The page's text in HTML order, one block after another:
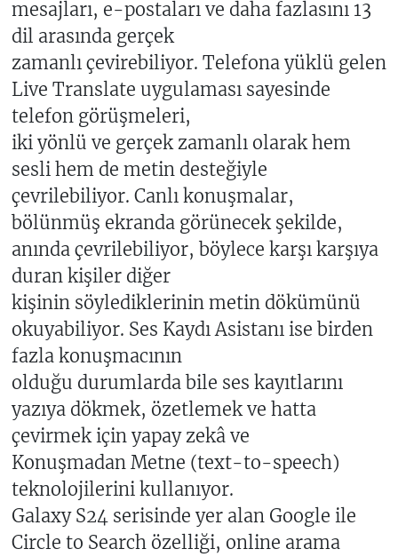
mesajları, e-postaları ve daha fazlasını 13
dil arasında gerçek
zamanlı çevirebiliyor. Telefona yüklü gelen
Live Translate uygulaması sayesinde
telefon görüşmeleri,
iki yönlü ve gerçek zamanlı olarak hem
sesli hem de metin desteğiyle
çevrilebiliyor. Canlı konuşmalar,
bölünmüş ekranda görünecek şekilde,
anında çevrilebiliyor, böylece karşı karşıya
duran kişiler diğer
kişinin söylediklerinin metin dökümünü
okuyabiliyor. Ses Kaydı Asistanı ise birden
fazla konuşmacının
olduğu durumlarda bile ses kayıtlarını
yazıya dökmek, özetlemek ve hatta
çevirmek için yapay zekâ ve
Konuşmadan Metne (text-to-speech)
teknolojilerini kullanıyor.
Galaxy S24 serisinde yer alan Google ile
Circle to Search özelliği, online arama